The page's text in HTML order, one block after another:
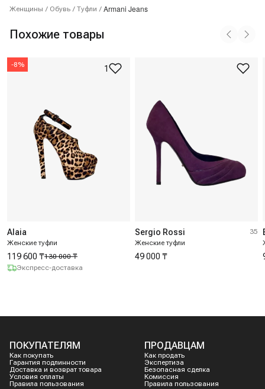
Женщины / Обувь / Туфли / Armani Jeans
Похожие товары
-8% 1
Alaia
Женские туфли
130 000 ₸
119 600 ₸
Экспресс-доставка
Sergio Rossi
Женские туфли
35
49 000 ₸
ПОКУПАТЕЛЯМ
Как покупать
Гарантия подлинности
Доставка и возврат товара
Условия оплаты
Правила пользования
ПРОДАВЦАМ
Как продать
Экспертиза
Безопасная сделка
Комиссия
Правила пользования